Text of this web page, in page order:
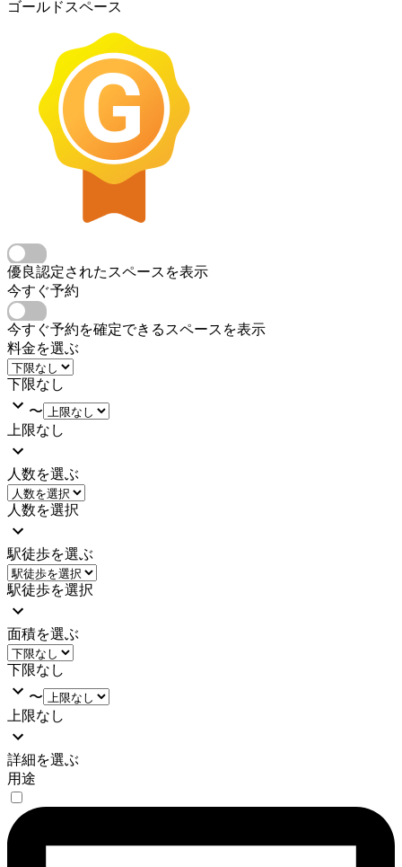
ゴールドスペース
優良認定されたスペースを表示
今すぐ予約
今すぐ予約を確定できるスペースを表示
料金を選ぶ
下限なし
〜
上限なし
人数を選ぶ
人数を選択
駅徒歩を選ぶ
駅徒歩を選択
面積を選ぶ
下限なし
〜
上限なし
詳細を選ぶ
用途